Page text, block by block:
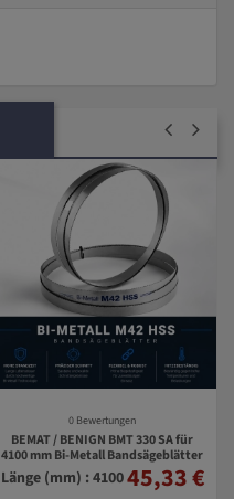
0 Bewertungen
BEMAT / BENIGN BMT 330 SA für
4100 mm Bi-Metall Bandsägeblätter
Länge (mm) : 410045,33 €